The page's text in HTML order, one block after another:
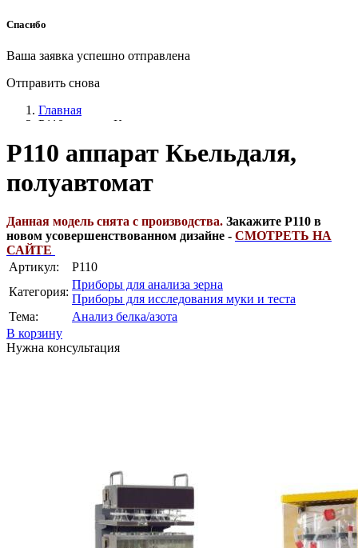
Спасибо
Ваша заявка успешно отправлена
Отправить снова
Главная
P110 аппарат Кьельдаля, полуавтомат
P110 аппарат Кьельдаля,
полуавтомат
Данная модель снята с производства. Закажите Р110 в
новом усовершенствованном дизайне - СМОТРЕТЬ НА
САЙТЕ
Артикул:
P110
Категория:
Приборы для анализа зерна
Приборы для исследования муки и теста
Тема:
Анализ белка/азота
В корзину
Нужна консультация